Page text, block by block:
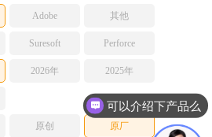
Adobe 其他
Suresoft Perforce
2026年 2025年
原创 原厂
可以介绍下产品么